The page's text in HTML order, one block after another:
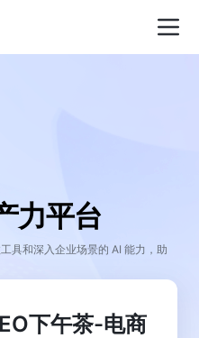
力平台
具和深入企业场景的 AI 能力，助
下午茶-电商